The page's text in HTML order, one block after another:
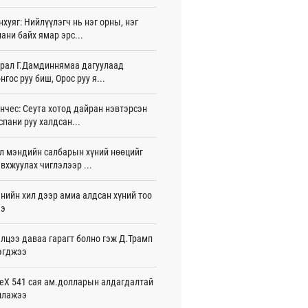
16 цаг 01 мин
Хасина Бангладешт эргэн ирэхээ
15 цаг 58 мин
15 цаг 54 мин
улсын хамтын ажиллагааны талаар
солилцов
сард Сүхбаатар боомтоор
Н.Амарзаяа: 32 хуудастай
дэвтэр долоо хоногт л дүүрдэг
15 цаг 31 мин
Нийлүүлэгч нь нэг орны, нэг
байх ямар эрс...
Г.Дамдиннямаа дагуулаад
руу биш, Орос руу я...
Сеута хотод дайран нэвтэрсэн
руу халдсан...
мэндийн салбарын хүний нөөцийг
чиглэлээр ...
хил дээр амиа алдсан хүний тоо
даваа гарагт болно гэж Д.Трамп
541 сая ам.долларын алдагдалтай